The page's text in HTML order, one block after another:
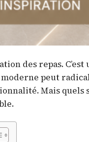
des repas.
peut
Mais quels